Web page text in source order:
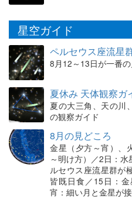
星空ガイド
ペルセウス座流星
8月12～13日が一番
夏休み 天体観察ガ
夏の大三角、天の川
の観察ガイド
8月の見どころ
金星（夕方～宵）、
～明け方）／2日：
ルセウス座流星群が
皆既日食／15日：
宵：細い月と金星が